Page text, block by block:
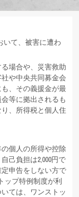
いて、被害に遭わ
場合や、災害救助
や中央共同募金会
、その義援金が最
等に拠出されるも
、所得税と個人住
個人の所得や控除
己負担は2,000円で
申告をしない方で
ップ特例制度が利
ては、ワンストッ